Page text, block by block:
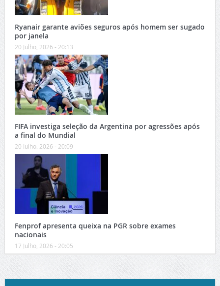
Ryanair garante aviões seguros após homem ser sugado
por janela
20 Julho, 2026 - 20:13
FIFA investiga seleção da Argentina por agressões após
a final do Mundial
20 Julho, 2026 - 20:09
Fenprof apresenta queixa na PGR sobre exames
nacionais
17 Julho, 2026 - 20:05